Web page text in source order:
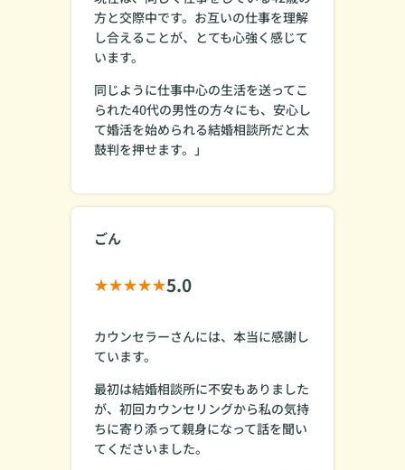
方と交際中です。お互いの仕事を理解
し合えることが、とても心強く感じて
います。
同じように仕事中心の生活を送ってこ
られた40代の男性の方々にも、安心し
て婚活を始められる結婚相談所だと太
鼓判を押せます。」
ごん
5.0
カウンセラーさんには、本当に感謝し
ています。
最初は結婚相談所に不安もありました
が、初回カウンセリングから私の気持
ちに寄り添って親身になって話を聞い
てくださいました。